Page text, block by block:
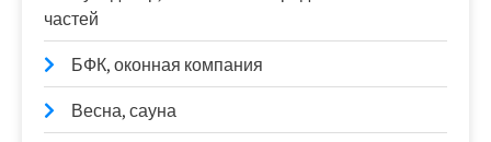
частей
БФК, оконная компания
Весна, сауна